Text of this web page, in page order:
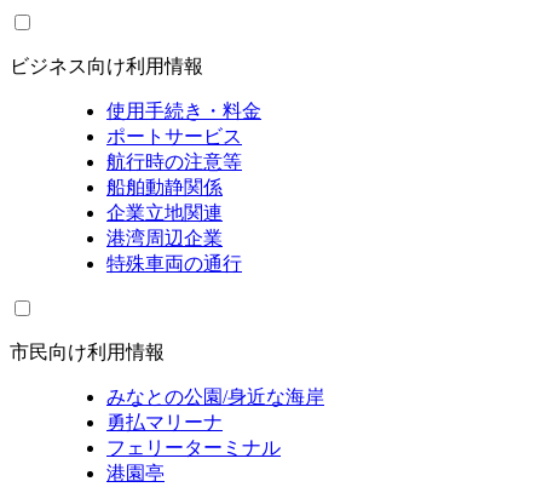
ビジネス向け利用情報
使用手続き・料金
ポートサービス
航行時の注意等
船舶動静関係
企業立地関連
港湾周辺企業
特殊車両の通行
市民向け利用情報
みなとの公園/身近な海岸
勇払マリーナ
フェリーターミナル
港園亭